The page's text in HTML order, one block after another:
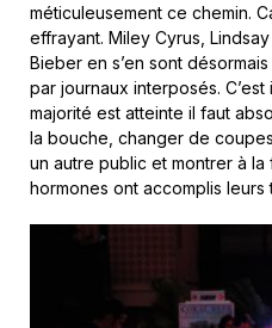
méticuleusement ce chemin.
effrayant. Miley Cyrus,
Bieber en s’en sont
par journaux interposés.
majorité est atteinte il faut
la bouche, changer de
un autre public et montrer à
hormones ont accomplis leurs